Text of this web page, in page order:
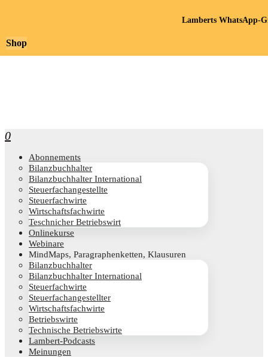
0
Abon­ne­ments
Bilanz­buch­hal­ter
Bilanz­buch­hal­ter International
Steu­er­fach­an­ge­stell­te
Steu­er­fach­wir­te
Wirt­schafts­fach­wir­te
Teschni­cher Betriebswirt
Online­kur­se
Web­i­na­re
Mind­Maps, Para­gra­phen­ket­ten, Klausuren
Bilanz­buch­hal­ter
Bilanz­buch­hal­ter International
Steu­er­fach­wir­te
Steu­er­fach­an­ge­stell­ter
Wirt­schafts­fach­wir­te
Betriebs­wir­te
Tech­ni­sche Betriebswirte
Lam­­bert-Pod­­casts
Mei­nun­gen
Shop
Lamberts WhatsApp-